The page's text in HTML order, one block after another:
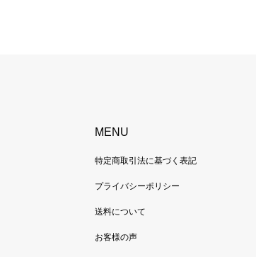
MENU
特定商取引法に基づく表記
プライバシーポリシー
送料について
お客様の声